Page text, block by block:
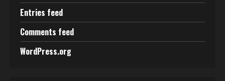
Entries feed
Comments feed
WordPress.org